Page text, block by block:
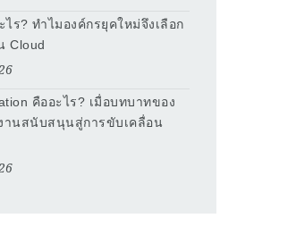
ไร? ทำไมองค์กรยุคใหม่จึงเลือก
Cloud
คืออะไร? เมื่อบทบาทของ
านสนับสนุนสู่การขับเคลื่อน